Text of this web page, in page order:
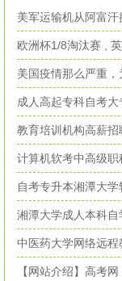
美军运输机从阿富
丧生
欧洲杯1/8淘汰赛 ,
进欧洲杯八强
美国疫情那么严重
成人高起专科自考
好毕业
教育培训机构高薪
休无加班
计算机软考中高级
作居住证
自考专升本湘潭大
考试招生
湘潭大学成人本科
试简章
中医药大学网络远
简章
【网站介绍】高考网